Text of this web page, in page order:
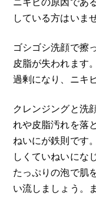
している方はいま
ゴシゴシ洗顔で擦
皮脂が失われます
過剰になり、ニキ
クレンジングと洗
れや皮脂汚れを落
ねいにが鉄則です
しくていねいにな
たっぷりの泡で肌
い流しましょう。